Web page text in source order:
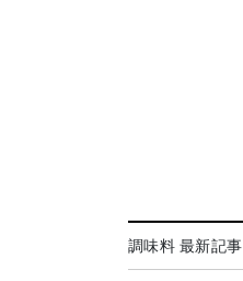
調味料 最新記事